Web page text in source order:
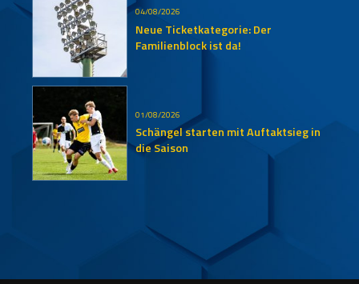
04/08/2026
Neue Ticketkategorie: Der
Familienblock ist da!
01/08/2026
Schängel starten mit Auftaktsieg in
die Saison